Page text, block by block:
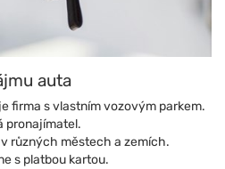
auta
firma s vlastním vozovým parkem.
pronajímatel.
různých městech a zemích.
s platbou kartou.